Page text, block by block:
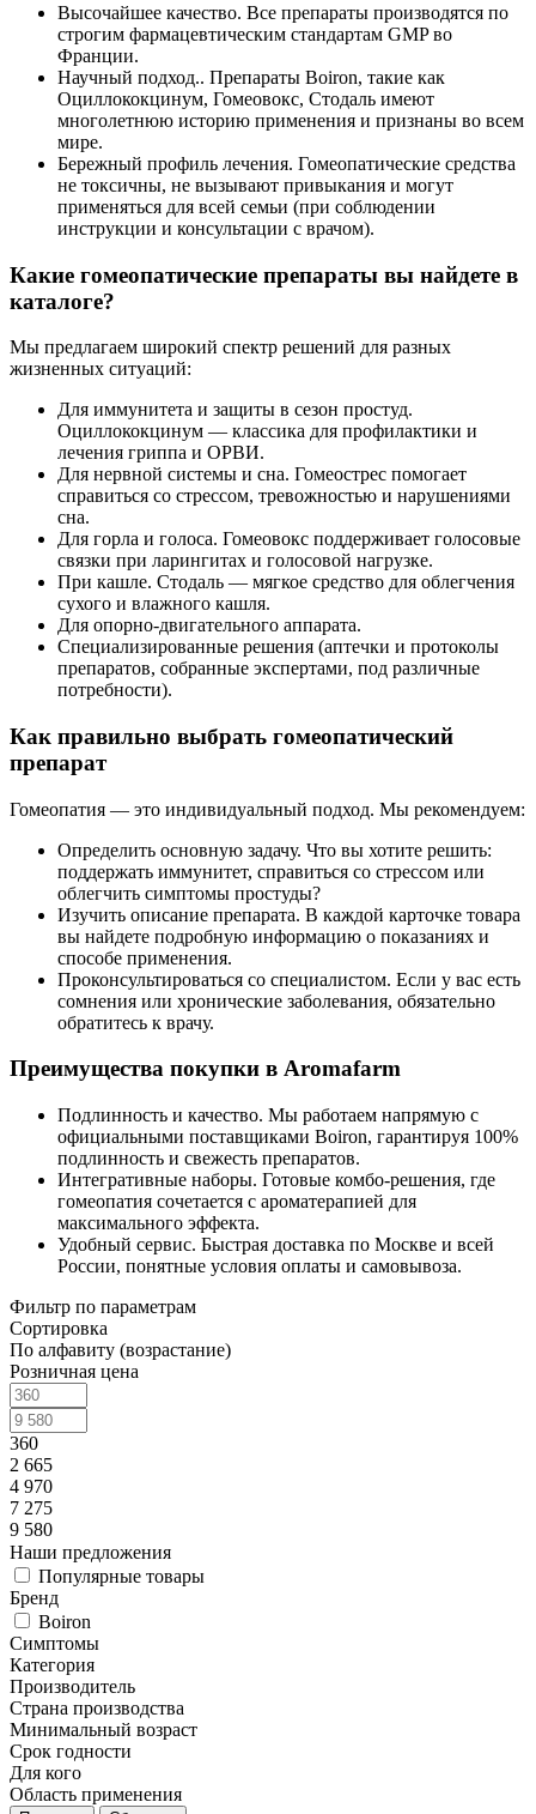
Высочайшее качество. Все препараты производятся по
строгим фармацевтическим стандартам GMP во
Франции.
Научный подход.. Препараты Boiron, такие как
Оциллококцинум, Гомеовокс, Стодаль имеют
многолетнюю историю применения и признаны во всем
мире.
Бережный профиль лечения. Гомеопатические средства
не токсичны, не вызывают привыкания и могут
применяться для всей семьи (при соблюдении
инструкции и консультации с врачом).
Какие гомеопатические препараты вы найдете в
каталоге?
Мы предлагаем широкий спектр решений для разных
жизненных ситуаций:
Для иммунитета и защиты в сезон простуд.
Оциллококцинум — классика для профилактики и
лечения гриппа и ОРВИ.
Для нервной системы и сна. Гомеострес помогает
справиться со стрессом, тревожностью и нарушениями
сна.
Для горла и голоса. Гомеовокс поддерживает голосовые
связки при ларингитах и голосовой нагрузке.
При кашле. Стодаль — мягкое средство для облегчения
сухого и влажного кашля.
Для опорно-двигательного аппарата.
Специализированные решения (аптечки и протоколы
препаратов, собранные экспертами, под различные
потребности).
Как правильно выбрать гомеопатический
препарат
Гомеопатия — это индивидуальный подход. Мы рекомендуем:
Определить основную задачу. Что вы хотите решить:
поддержать иммунитет, справиться со стрессом или
облегчить симптомы простуды?
Изучить описание препарата. В каждой карточке товара
вы найдете подробную информацию о показаниях и
способе применения.
Проконсультироваться со специалистом. Если у вас есть
сомнения или хронические заболевания, обязательно
обратитесь к врачу.
Преимущества покупки в Aromafarm
Подлинность и качество. Мы работаем напрямую с
официальными поставщиками Boiron, гарантируя 100%
подлинность и свежесть препаратов.
Интегративные наборы. Готовые комбо-решения, где
гомеопатия сочетается с ароматерапией для
максимального эффекта.
Удобный сервис. Быстрая доставка по Москве и всей
России, понятные условия оплаты и самовывоза.
Фильтр по параметрам
Сортировка
По алфавиту (возрастание)
Розничная цена
360
2 665
4 970
7 275
9 580
Наши предложения
Популярные товары
Бренд
Boiron
Симптомы
Категория
Производитель
Страна производства
Минимальный возраст
Срок годности
Для кого
Область применения